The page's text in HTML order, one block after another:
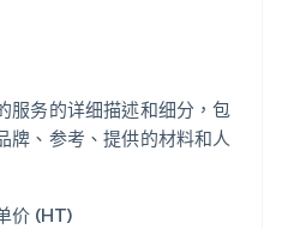
服务的详细描述和细分，包
牌、参考、提供的材料和人
价 (HT)